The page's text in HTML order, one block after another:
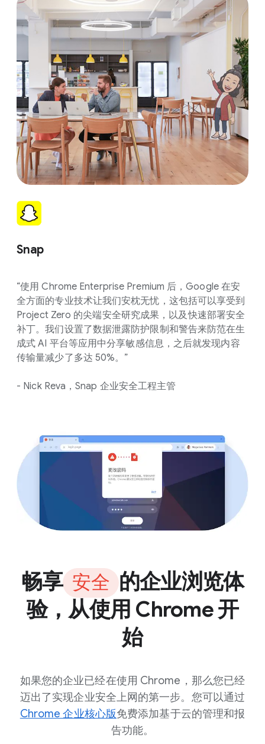
Snap
“使用 Chrome Enterprise Premium 后，Google 在安
全方面的专业技术让我们安枕无忧，这包括可以享受到
Project Zero 的尖端安全研究成果，以及快速部署安全
补丁。我们设置了数据泄露防护限制和警告来防范在生
成式 AI 平台等应用中分享敏感信息，之后就发现内容
传输量减少了多达 50%。”
- Nick Reva，Snap 企业安全工程主管
畅享 安全 的企业浏览体
验，从使用 Chrome 开
始
如果您的企业已经在使用 Chrome，那么您已经
迈出了实现企业安全上网的第一步。您可以通过
Chrome 企业核心版免费添加基于云的管理和报
告功能。